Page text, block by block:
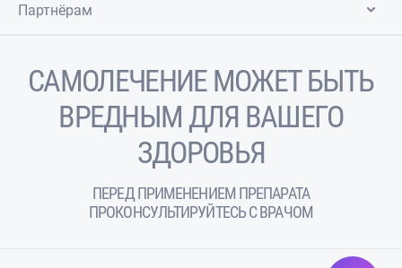
Партнёрам
САМОЛЕЧЕНИЕ МОЖЕТ БЫТЬ
ВРЕДНЫМ ДЛЯ ВАШЕГО
ЗДОРОВЬЯ
ПЕРЕД ПРИМЕНЕНИЕМ ПРЕПАРАТА
ПРОКОНСУЛЬТИРУЙТЕСЬ С ВРАЧОМ